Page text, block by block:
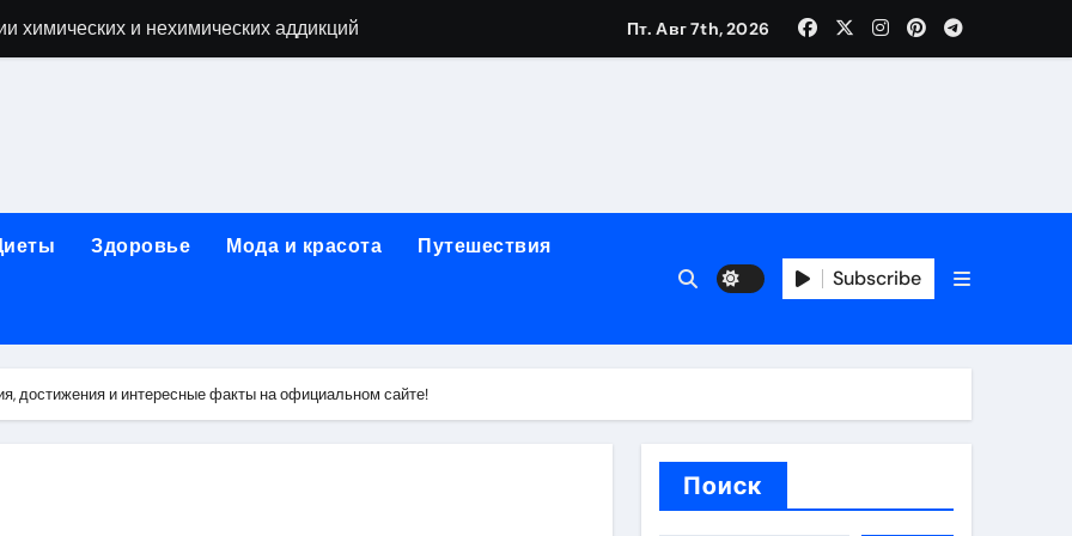
химических и нехимических аддикций
12 шагов, психотерапия, ресоциализация и оценка долгосрочных результатов при анонимном лечении
под ключ
крыла одного полёта
Пт. Авг 7th, 2026
Здоровье Мода и красота Путешествия
Subscribe
достижения и интересные факты на официальном сайте!
Поиск